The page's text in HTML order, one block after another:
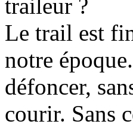
traileur ?
Le trail est
notre
défoncer,
courir. Sans